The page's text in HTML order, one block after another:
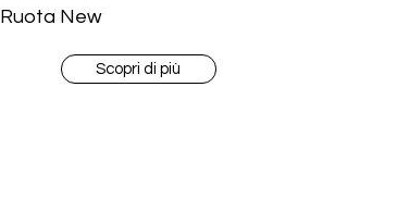
Ruota New
Scopri di più